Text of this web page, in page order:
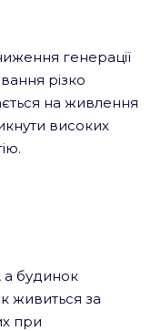
генерації
різко
на живлення
високих
а будинок
живиться за
при